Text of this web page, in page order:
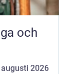
och
2026